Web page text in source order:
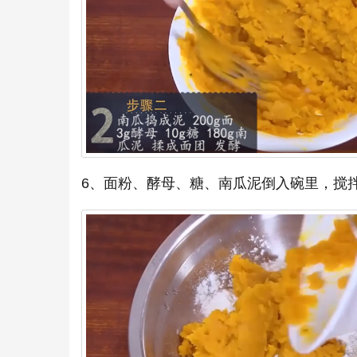
6、面粉、酵母、糖、南瓜泥倒入碗里，搅